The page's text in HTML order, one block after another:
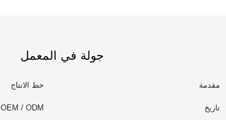
مقدمة
تاريخ
جولة في المعمل
خط الانتاج
OEM / ODM